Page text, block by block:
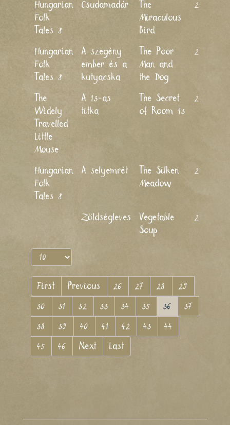
Hungarian
Folk
Tales 8
Csudamadár
The
Miraculous
Bird
2011
Hungarian
Folk
Tales 8
A szegény
ember és a
kutyacska
The Poor
Man and
the Dog
2011
The
Widely
Travelled
Little
Mouse
A 13-as
titka
The Secret
of Room 13
2011
Hungarian
Folk
Tales 8
A selyemrét
The Silken
Meadow
2011
Zöldségleves
Vegetable
Soup
2011
First Previous 26 27 28 29
30 31 32 33 34 35 36 37
38 39 40 41 42 43 44
45 46 Next Last